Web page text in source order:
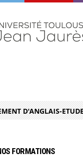
D'ANGLAIS-
FORMATIONS